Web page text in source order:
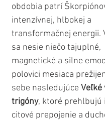
obdobia patrí
intenzívnej, hlbokej a
transformačnej energii.
sa nesie niečo tajuplné,
magnetické a silne
polovici mesiaca
sebe nasledujúce Veľké
trigóny, ktoré prehlbujú
citové prepojenie a